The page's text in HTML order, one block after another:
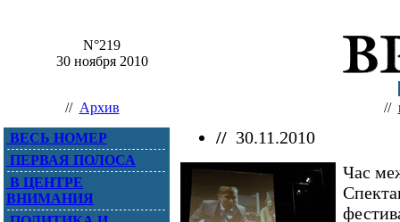
N°219
30 ноября 2010
// Архив //
ВЕСЬ НОМЕР
ПЕРВАЯ ПОЛОСА
В ЦЕНТРЕ
ВНИМАНИЯ
// 30.11.2010
Час